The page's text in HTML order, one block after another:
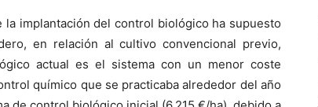
implantación del control biológico ha supuesto
en relación al cultivo convencional previo,
actual es el sistema con un menor coste
químico que se practicaba alrededor del año